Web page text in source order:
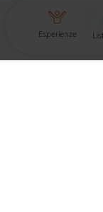
Esperienze